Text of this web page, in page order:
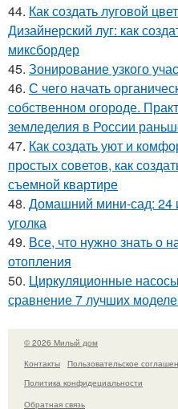
44. Как создать луговой
Дизайнерский луг: как
миксбордер
45. Зонирование узкого
46. С чего начать
собственном огороде.
земледелия в России
47. Как создать уют и
простых советов, как
съемной квартире
48. Домашний мини-сад: 24
уголка
49. Все, что нужно знать о
отопления
50. Циркуляционные
сравнение 7 лучших
© 2026 Милый дом
Контакты
Пользовательское
Политика конфидециальности
Обратная связь